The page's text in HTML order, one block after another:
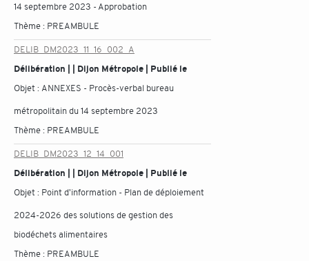
14 septembre 2023 - Approbation
Thème : PREAMBULE
DELIB_DM2023_11_16_002_A
Délibération | | Dijon Métropole | Publié le
Objet : ANNEXES - Procès-verbal bureau
métropolitain du 14 septembre 2023
Thème : PREAMBULE
DELIB_DM2023_12_14_001
Délibération | | Dijon Métropole | Publié le
Objet : Point d'information - Plan de déploiement
2024-2026 des solutions de gestion des
biodéchets alimentaires
Thème : PREAMBULE